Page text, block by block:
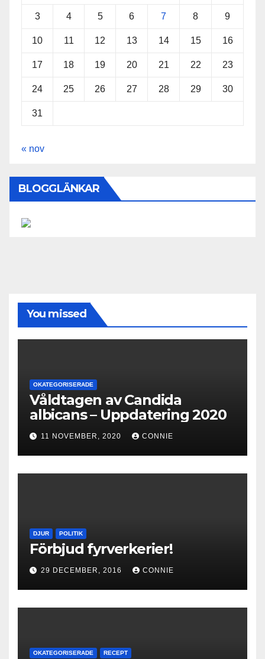
3 4 5 6 7 8 9
10 11 12 13 14 15 16
17 18 19 20 21 22 23
24 25 26 27 28 29 30
31
« nov
BLOGGLÄNKAR
You missed
OKATEGORISERADE
Våldtagen av Candida
albicans – Uppdatering 2020
11 NOVEMBER, 2020 CONNIE
DJUR POLITIK
Förbjud fyrverkerier!
29 DECEMBER, 2016 CONNIE
OKATEGORISERADE RECEPT